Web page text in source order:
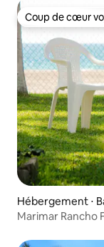
Coup de cœur
Coup de cœur
Hébergement ⋅
Marimar Rancho